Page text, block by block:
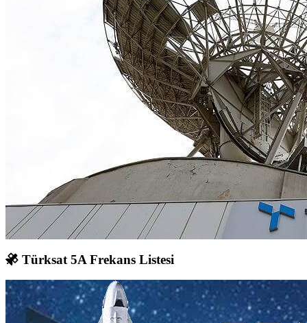
Türksat 5A Frekans Listesi